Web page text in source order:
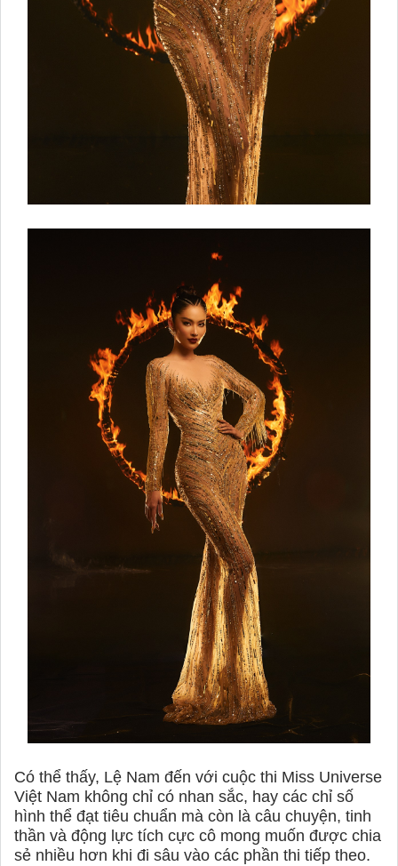
Có thể thấy, Lệ Nam đến với cuộc thi Miss Universe
Việt Nam không chỉ có nhan sắc, hay các chỉ số
hình thể đạt tiêu chuẩn mà còn là câu chuyện, tinh
thần và động lực tích cực cô mong muốn được chia
sẻ nhiều hơn khi đi sâu vào các phần thi tiếp theo.